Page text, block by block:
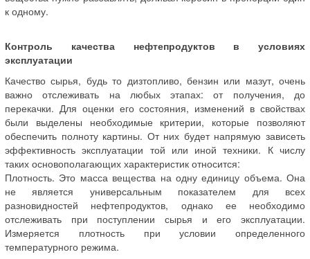
к одному.
Контроль качества нефтепродуктов в условиях
эксплуатации
Качество сырья, будь то дизтопливо, бензин или мазут, очень
важно отслеживать на любых этапах: от получения, до
перекачки. Для оценки его состояния, изменений в свойствах
были выделены необходимые критерии, которые позволяют
обеспечить полноту картины. От них будет напрямую зависеть
эффективность эксплуатации той или иной техники. К числу
таких основополагающих характеристик относится:
Плотность. Это масса вещества на одну единицу объема. Она
не является универсальным показателем для всех
разновидностей нефтепродуктов, однако ее необходимо
отслеживать при поступлении сырья и его эксплуатации.
Измеряется плотность при условии определенного
температурного режима.